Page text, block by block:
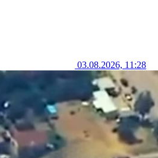
03.08.2026, 11:28